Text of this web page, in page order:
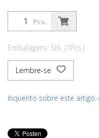
Pcs.
Embalagens: Stk. (1Pcs.)
Lembre-se
Inquérito sobre este artigo ›